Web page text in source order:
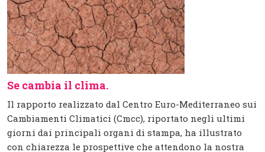
Se cambia il clima.
Il rapporto realizzato dal Centro Euro-Mediterraneo sui
Cambiamenti Climatici (Cmcc), riportato negli ultimi
giorni dai principali organi di stampa, ha illustrato
con chiarezza le prospettive che attendono la nostra